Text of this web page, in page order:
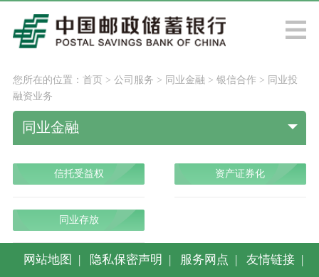
您所在的位置： 首页> 公司服务 > 同业金融 > 银信合作> 同业投
融资业务
同业金融
信托受益权 资产证券化
同业存放
网站地图 隐私保密声明 服务网点 友情链接